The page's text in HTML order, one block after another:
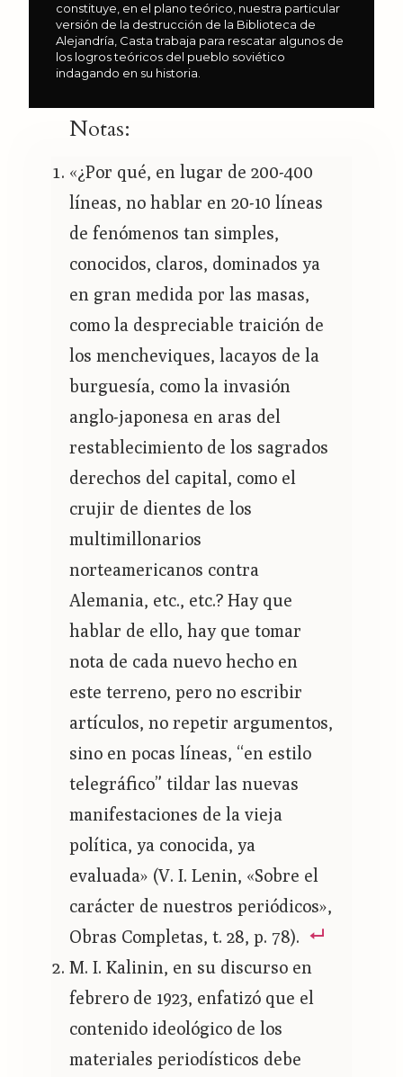
constituye, en el plano teórico, nuestra particular
versión de la destrucción de la Biblioteca de
Alejandría, Casta trabaja para rescatar algunos de
los logros teóricos del pueblo soviético
indagando en su historia.
Notas:
«¿Por qué, en lugar de 200-400
líneas, no hablar en 20-10 líneas
de fenómenos tan simples,
conocidos, claros, dominados ya
en gran medida por las masas,
como la despreciable traición de
los mencheviques, lacayos de la
burguesía, como la invasión
anglo-japonesa en aras del
restablecimiento de los sagrados
derechos del capital, como el
crujir de dientes de los
multimillonarios
norteamericanos contra
Alemania, etc., etc.? Hay que
hablar de ello, hay que tomar
nota de cada nuevo hecho en
este terreno, pero no escribir
artículos, no repetir argumentos,
sino en pocas líneas, “en estilo
telegráfico” tildar las nuevas
manifestaciones de la vieja
política, ya conocida, ya
evaluada» (V. I. Lenin, «Sobre el
carácter de nuestros periódicos»,
Obras Completas, t. 28, p. 78).
M. I. Kalinin, en su discurso en
febrero de 1923, enfatizó que el
contenido ideológico de los
materiales periodísticos debe